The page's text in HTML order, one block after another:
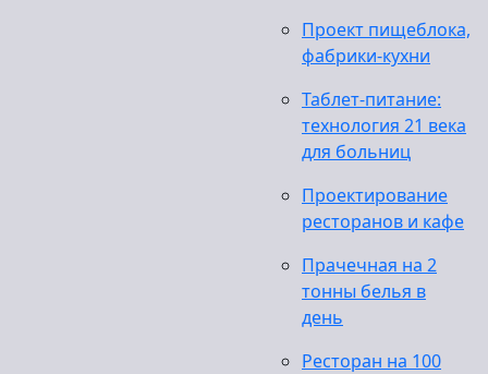
Проект пищеблока,
фабрики-кухни
Таблет-питание:
технология 21 века
для больниц
Проектирование
ресторанов и кафе
Прачечная на 2
тонны белья в
день
Ресторан на 100